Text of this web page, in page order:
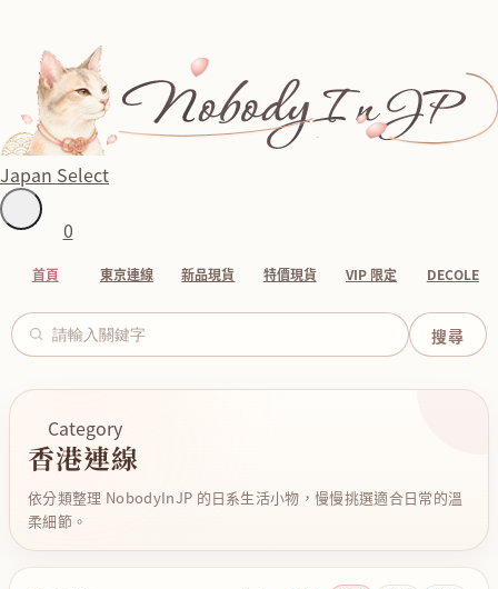
Japan Select
0
首頁 東京連線 新品現貨 特價現貨 VIP 限定 DECOLE
Category
香港連線
依分類整理 NobodyInJP 的日系生活小物，慢慢挑選適合日常的溫
柔細節。